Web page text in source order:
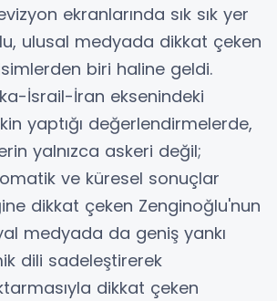
ekranlarında sık sık yer
ulusal medyada dikkat çeken
biri haline geldi.
İsrail-İran eksenindeki
yaptığı değerlendirmelerde,
yalnızca askeri değil;
ve küresel sonuçlar
dikkat çeken Zenginoğlu'nun
medyada da geniş yankı
dili sadeleştirerek
dikkat çeken